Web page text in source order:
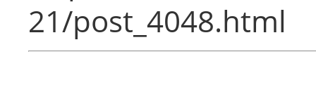
21/post_4048.html